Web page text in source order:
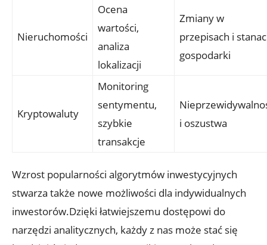
Nieruchomości
Ocena
wartości,⁤
analiza
lokalizacji
Zmiany w
przepisach i
gospodarki
Kryptowaluty
Monitoring
sentymentu,
szybkie
transakcje
i oszustwa
Wzrost popularności algorytmów inwestycyjnych
stwarza także nowe możliwości dla‍ indywidualnych
‍inwestorów.Dzięki łatwiejszemu dostępowi‍ do
narzędzi analitycznych, każdy‍ z nas może stać się